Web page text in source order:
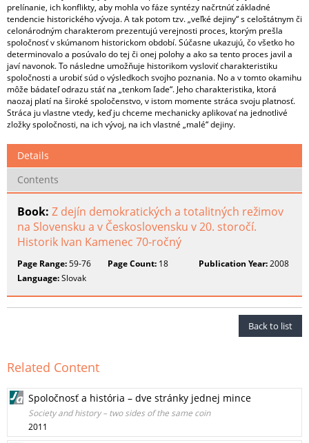
prelínanie, ich konflikty, aby mohla vo fáze syntézy načrtnúť základné
tendencie historického vývoja. A tak potom tzv. „veľké dejiny“ s celoštátnym či
celonárodným charakterom prezentujú verejnosti proces, ktorým prešla
spoločnosť v skúmanom historickom období. Súčasne ukazujú, čo všetko ho
determinovalo a posúvalo do tej či onej polohy a ako sa tento proces javil a
javí navonok. To následne umožňuje historikom vysloviť charakteristiku
spoločnosti a urobiť súd o výsledkoch svojho poznania. No a v tomto okamihu
môže bádateľ odrazu stáť na „tenkom ľade“. Jeho charakteristika, ktorá
naozaj platí na široké spoločenstvo, v istom momente stráca svoju platnosť.
Stráca ju vlastne vtedy, keď ju chceme mechanicky aplikovať na jednotlivé
zložky spoločnosti, na ich vývoj, na ich vlastné „malé“ dejiny.
Details
Contents
Book: Z dejín demokratických a totalitných režimov
na Slovensku a v Československu v 20. storočí.
Historik Ivan Kamenec 70-ročný
Page Range:59-76 Page Count: 18 Publication Year:2008
Language:Slovak
Back to list
Related Content
Spoločnosť a história – dve stránky jednej mince
Society and history – two sides of the same coin
2011